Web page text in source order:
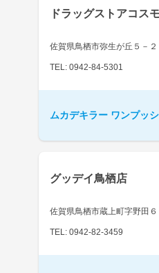
ドラッグストアコス
佐賀県鳥栖市弥生が丘５－２
TEL: 0942-84-5301
ムカデキラー ワンプッ
グッデイ鳥栖店
佐賀県鳥栖市蔵上町字野田６
TEL: 0942-82-3459